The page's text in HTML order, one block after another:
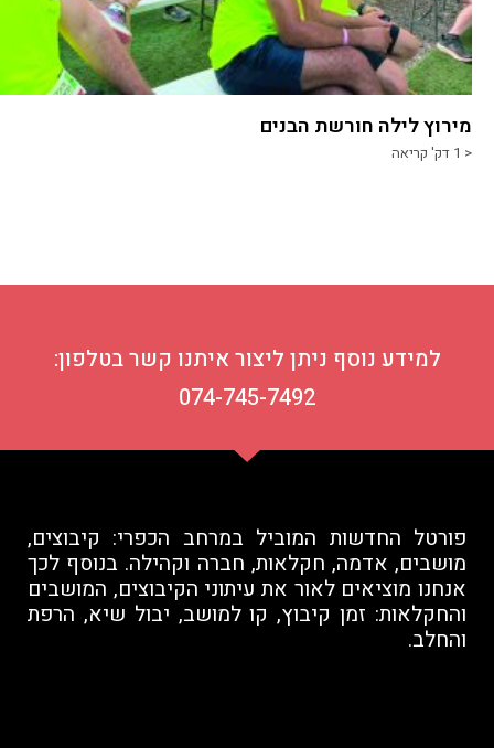
מירוץ לילה חורשת הבנים
< 1 דק' קריאה
למידע נוסף ניתן ליצור איתנו קשר בטלפון:
074-745-7492
פורטל החדשות המוביל במרחב הכפרי: קיבוצים,
מושבים, אדמה, חקלאות, חברה וקהילה. בנוסף לכך
אנחנו מוציאים לאור את עיתוני הקיבוצים, המושבים
והחקלאות: זמן קיבוץ, קו למושב, יבול שיא, הרפת
והחלב.